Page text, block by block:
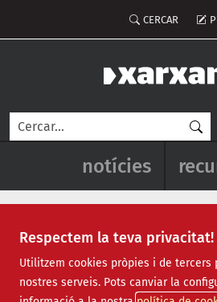
Respectem la teva privacitat!
Utilitzem cookies pròpies i de tercers
nostres serveis. Pots canviar la
Menú del
CERCAR
Cerca
Navegació
notícies
fundació Setba